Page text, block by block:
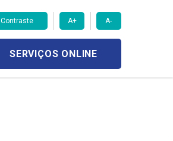
Contraste A+ A-
SERVIÇOS ONLINE